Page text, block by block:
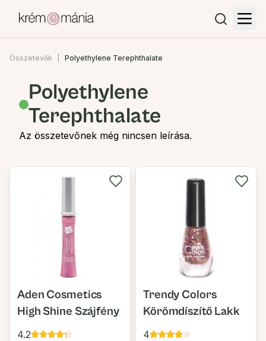
Összetevők Polyethylene Terephthalate
Polyethylene
Terephthalate
Az összetevőnek még nincsen leírása.
Aden Cosmetics
High Shine Szájfény
4.2
Trendy Colors
Körömdíszítő Lakk
4